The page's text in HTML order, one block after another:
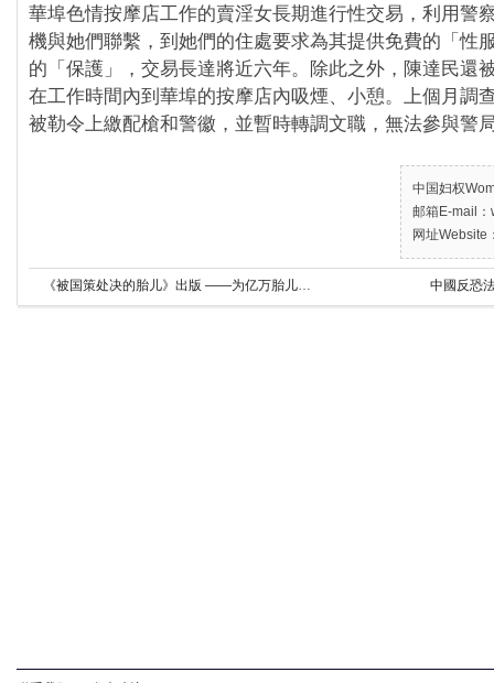
華埠色情按摩店工作的賣淫女長期進行性交易，利用警
機與她們聯繫，到她們的住處要求為其提供免費的「性
的「保護」，交易長達將近六年。除此之外，陳達民還
在工作時間內到華埠的按摩店內吸煙、小憩。上個月調
被勒令上繳配槍和警徽，並暫時轉調文職，無法參與警
中国妇权
邮箱E-mail
网址Website
《被国策处决的胎儿》出版 ——为亿万胎儿送葬 中國反恐